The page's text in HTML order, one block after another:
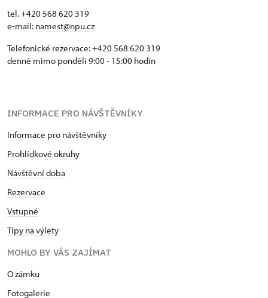
tel. +420 568 620 319
e-mail: namest@npu.cz
Telefonické rezervace: +420 568 620 319
denně mimo pondělí 9:00 - 15:00 hodin
INFORMACE PRO NÁVŠTĚVNÍKY
Informace pro návštěvníky
Prohlídkové okruhy
Návštěvní doba
Rezervace
Vstupné
Tipy na výlety
MOHLO BY VÁS ZAJÍMAT
O zámku
Fotogalerie